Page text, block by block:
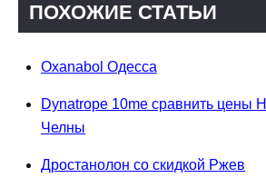
ПОХОЖИЕ СТАТЬИ
Oxanabol Одесса
Dynatrope 10me сравнить цены
Челны
Дростанолон со скидкой Ржев